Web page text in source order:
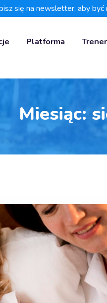
się na newsletter, aby być
Platforma
Miesiąc: